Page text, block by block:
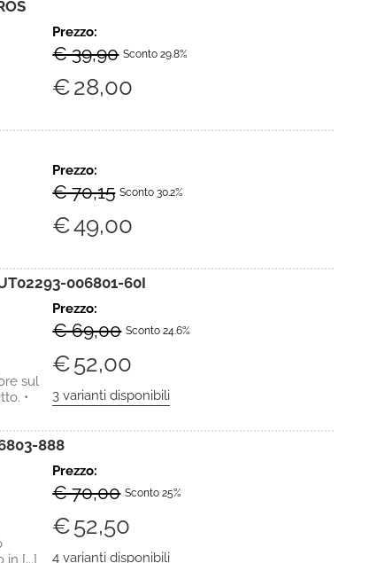
Prezzo:
€ 39,90 Sconto 29.8%
€28,00
Prezzo:
€ 70,15 Sconto 30.2%
€49,00
006801-60I
sul
•
Prezzo:
€ 69,00 Sconto 24.6%
€52,00
888
in [...]
Prezzo:
€ 70,00 Sconto 25%
€52,50